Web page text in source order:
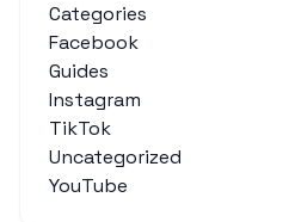
Categories
Facebook
Guides
Instagram
TikTok
Uncategorized
YouTube